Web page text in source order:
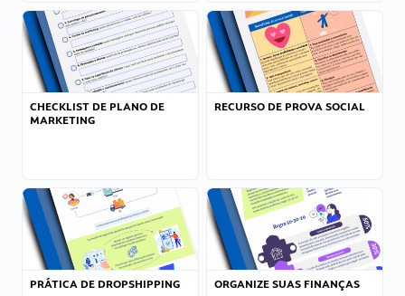
CHECKLIST DE PLANO DE
MARKETING
RECURSO DE PROVA SOCIAL
PRÁTICA DE DROPSHIPPING ORGANIZE SUAS FINANÇAS